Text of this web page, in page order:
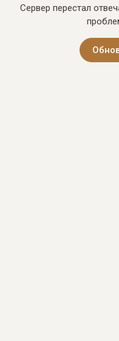
Сервер перестал